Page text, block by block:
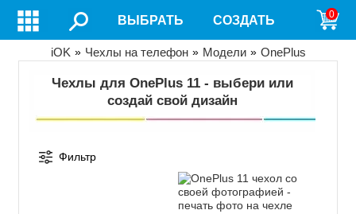
основному
содержанию
ВЫБРАТЬ СОЗДАТЬ 0
Строка
iOK Чехлы на телефон Модели OnePlus
Чехлы для OnePlus 11 - выбери или
создай свой дизайн
Фильтр